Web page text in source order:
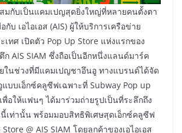
มกับเป็นแคมเปญสุดยิ่งใหญ่ที่หลายคนตั้งตา
กับ เอไอเอส (AIS) ผู้ให้บริการเครือข่าย
ทศ เปิดตัว Pop Up Store แห่งแรกของ
AIS SIAM ซึ่งถือเป็นอีกหนึ่งแลนด์มาร์ค
ในช่วงที่มีแคมเปญชาอึนอู ทางแบรนด์ได้จัด
บบเอ็กซ์คลูซีฟเฉพาะที่ Subway Pop up
พื่อให้แฟนๆ ได้มาร่วมถ่ายรูปเป็นที่ระลึกถึง
เท่านั้น พร้อมมอบสิทธิพิเศษสุดเอ็กซ์คลูซีฟ
@ AIS SIAM โดยลูกค้าของเอไอเอส